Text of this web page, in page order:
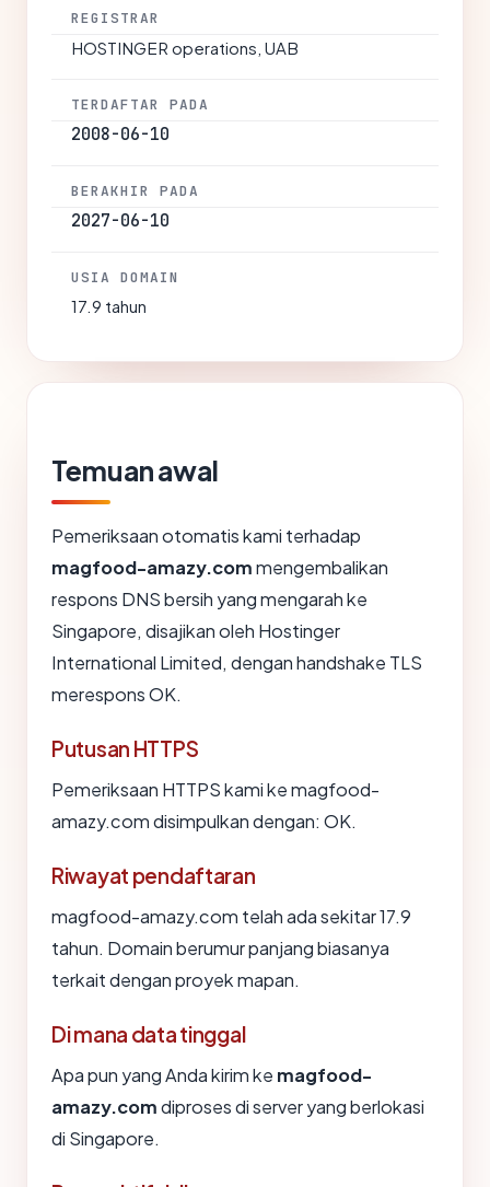
REGISTRAR
HOSTINGER operations, UAB
TERDAFTAR PADA
2008-06-10
BERAKHIR PADA
2027-06-10
USIA DOMAIN
17.9 tahun
Temuan awal
Pemeriksaan otomatis kami terhadap
magfood-amazy.commengembalikan
respons DNS bersih yang mengarah ke
Singapore, disajikan oleh Hostinger
International Limited, dengan handshake TLS
merespons OK.
Putusan HTTPS
Pemeriksaan HTTPS kami ke magfood-
amazy.com disimpulkan dengan: OK.
Riwayat pendaftaran
magfood-amazy.com telah ada sekitar 17.9
tahun. Domain berumur panjang biasanya
terkait dengan proyek mapan.
Di mana data tinggal
Apa pun yang Anda kirim ke magfood-
amazy.comdiproses di server yang berlokasi
di Singapore.